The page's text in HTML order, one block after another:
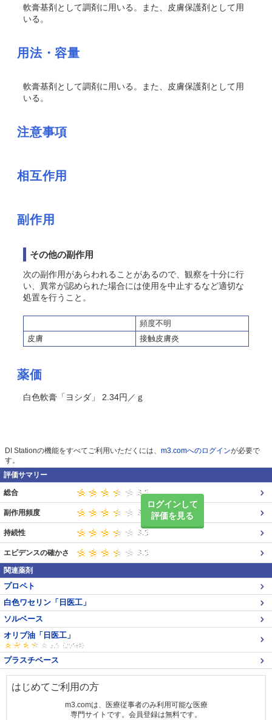
軟膏基剤として調剤に用いる。また、皮膚保護剤として用
いる。
用法・容量
軟膏基剤として調剤に用いる。また、皮膚保護剤として用
いる。
注意事項
相互作用
副作用
その他の副作用
次の副作用があらわれることがあるので、観察を十分に行
い、異常が認められた場合には使用を中止するなど適切な
処置を行うこと。
頻度不明
皮膚
接触皮膚炎
薬価
白色軟膏「ヨシダ」 2.34円／ｇ
DI Stationの機能をすべてご利用いただくには、 m3.comへのログインが必要で
す。
評価サマリー
ログインして
評価を見る
総合
副作用頻度
持続性
エビデンスの確かさ
関連薬剤
プロペト
白色ワセリン「日医工」
ソルベース
オリブ油「日医工」
プラスチベース
はじめてご利用の方
m3.comは、医療従事者のみ利用可能な医療
専門サイトです。会員登録は無料です。